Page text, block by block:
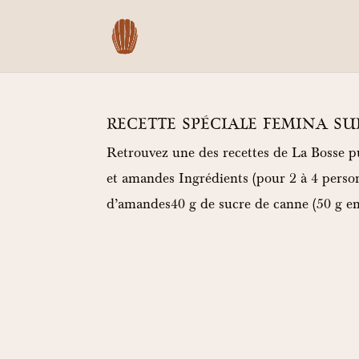
RECETTE SPÉCIALE FEMINA
Retrouvez une des recettes de La Bosse
et amandes Ingrédients (pour 2 à 4
d’amandes40 g de sucre de canne (50 g